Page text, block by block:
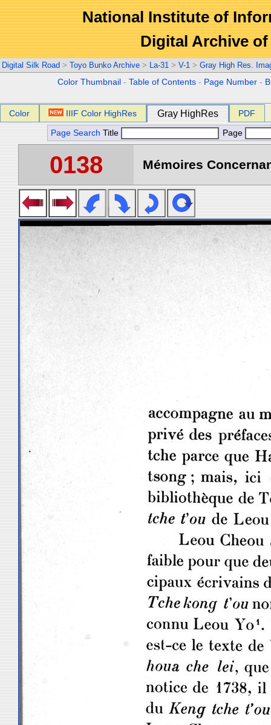
National Institute of
Digital Archive
Digital Silk Road > Toyo Bunko Archive > La-31 > V-1 > Gray High Res.
Color Thumbnail -Table of Contents - Page Number -
Color IIIF Color HighRes Gray HighRes PDF
Page Search Title Page
0138 Mémoires